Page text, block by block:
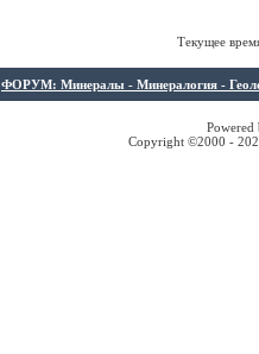
Текущее
ФОРУМ: Минералы - Минералогия -
Copyright ©2000 -